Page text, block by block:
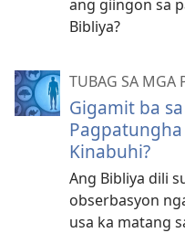
ang giingon sa
Bibliya?
TUBAG SA MGA
Gigamit ba
Kinabuhi?
Ang Bibliya dili
obserbasyon
usa ka matang